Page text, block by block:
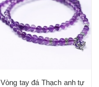
Vòng tay đá Thạch anh tự